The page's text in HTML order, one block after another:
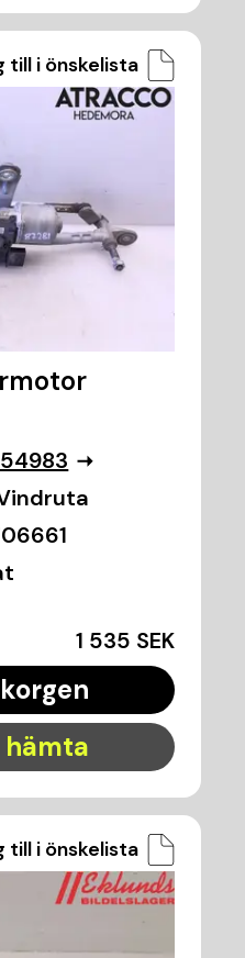
till i önskelista
1 535 SEK
hämta
till i önskelista